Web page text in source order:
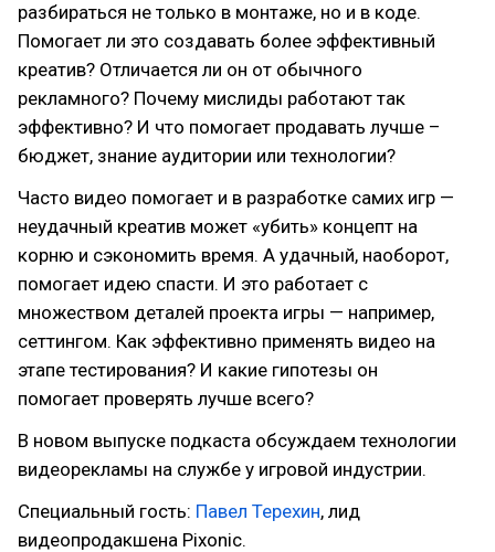
разбираться не только в монтаже, но и в коде.
Помогает ли это создавать более эффективный
креатив? Отличается ли он от обычного
рекламного? Почему мислиды работают так
эффективно? И что помогает продавать лучше –
бюджет, знание аудитории или технологии?
Часто видео помогает и в разработке самих игр —
неудачный креатив может «убить» концепт на
корню и сэкономить время. А удачный, наоборот,
помогает идею спасти. И это работает с
множеством деталей проекта игры — например,
сеттингом. Как эффективно применять видео на
этапе тестирования? И какие гипотезы он
помогает проверять лучше всего?
В новом выпуске подкаста обсуждаем технологии
видеорекламы на службе у игровой индустрии.
Специальный гость: Павел Терехин, лид
видеопродакшена Pixonic.